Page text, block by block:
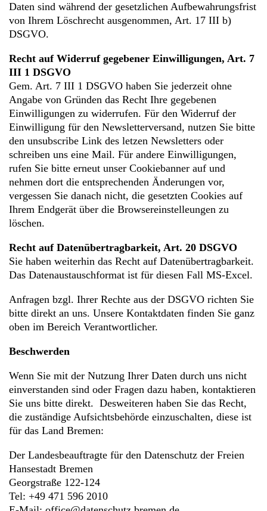
Daten sind während der gesetzlichen Aufbewahrungsfrist
von Ihrem Löschrecht ausgenommen, Art. 17 III b)
DSGVO.
Recht auf Widerruf gegebener Einwilligungen, Art. 7
III 1 DSGVO
Gem. Art. 7 III 1 DSGVO haben Sie jederzeit ohne
Angabe von Gründen das Recht Ihre gegebenen
Einwilligungen zu widerrufen. Für den Widerruf der
Einwilligung für den Newsletterversand, nutzen Sie bitte
den unsubscribe Link des letzen Newsletters oder
schreiben uns eine Mail. Für andere Einwilligungen,
rufen Sie bitte erneut unser Cookiebanner auf und
nehmen dort die entsprechenden Änderungen vor,
vergessen Sie danach nicht, die gesetzten Cookies auf
Ihrem Endgerät über die Browsereinstelleungen zu
löschen.
Recht auf Datenübertragbarkeit, Art. 20 DSGVO
Sie haben weiterhin das Recht auf Datenübertragbarkeit.
Das Datenaustauschformat ist für diesen Fall MS-Excel.
Anfragen bzgl. Ihrer Rechte aus der DSGVO richten Sie
bitte direkt an uns. Unsere Kontaktdaten finden Sie ganz
oben im Bereich Verantwortlicher.
Beschwerden
Wenn Sie mit der Nutzung Ihrer Daten durch uns nicht
einverstanden sind oder Fragen dazu haben, kontaktieren
Sie uns bitte direkt. Desweiteren haben Sie das Recht,
die zuständige Aufsichtsbehörde einzuschalten, diese ist
für das Land Bremen:
Der Landesbeauftragte für den Datenschutz der Freien
Hansestadt Bremen
Georgstraße 122-124
Tel: +49 471 596 2010